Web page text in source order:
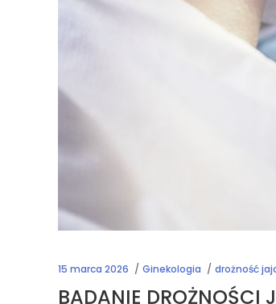
15 marca 2026 Ginekologia drożność
BADANIE DROŻNOŚCI